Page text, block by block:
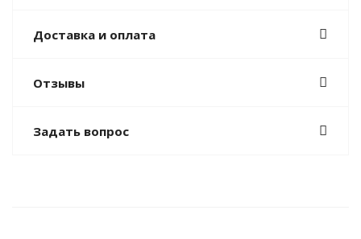
Доставка и оплата
Отзывы
Задать вопрос